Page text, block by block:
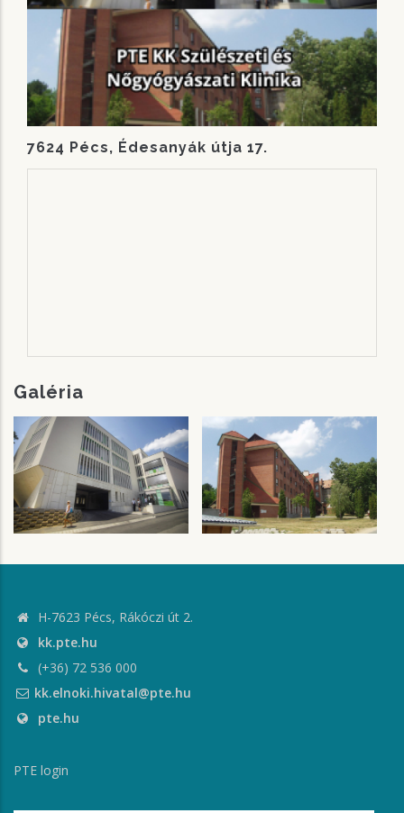
7624 Pécs, Édesanyák útja 17.
Galéria
H-7623 Pécs, Rákóczi út 2.
kk.pte.hu
(+36) 72 536 000
kk.elnoki.hivatal@pte.hu
pte.hu
PTE login